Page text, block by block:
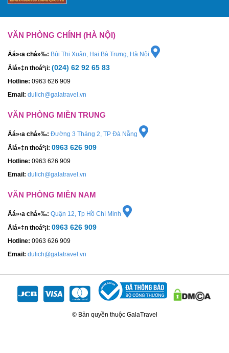
VĂN PHÒNG CHÍNH (HÀ NỘI)
Äá»‹a chá»‰: Bùi Thị Xuân, Hai Bà Trưng, Hà Nội
Äiá»‡n thoáº¡i: (024) 62 92 65 83
Hotline: 0963 626 909
Email: dulich@galatravel.vn
VĂN PHÒNG MIỀN TRUNG
Äá»‹a chá»‰: Đường 3 Tháng 2, TP Đà Nẵng
Äiá»‡n thoáº¡i: 0963 626 909
Hotline: 0963 626 909
Email: dulich@galatravel.vn
VĂN PHÒNG MIỀN NAM
Äá»‹a chá»‰: Quận 12, Tp Hồ Chí Minh
Äiá»‡n thoáº¡i: 0963 626 909
Hotline: 0963 626 909
Email: dulich@galatravel.vn
© Bản quyền thuộc GalaTravel